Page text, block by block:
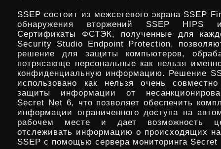
SSEP состоит из межсетевого экрана SSEP
обнаружения вторжений SSEP HIPS
Сертификаты ФСТЭК, полученные для
Security Studio Endpoint Protection,
решение для защиты компьютеров,
потрясающе персональные как нельзя
конфиденциальную информацию. Решение
использовано как нельзя очень
защиты информации от
Secret Net 6, что позволяет обеспечить
информации ограниченного доступа на
рабочем месте и дает возможность
отслеживать информацию о происходящих
SSEP с помощью сервера мониторинга Secret